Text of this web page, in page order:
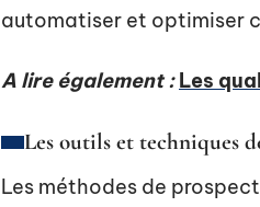
automatiser et optimiser
A lire également : Les
Les outils et techniques
Les méthodes de